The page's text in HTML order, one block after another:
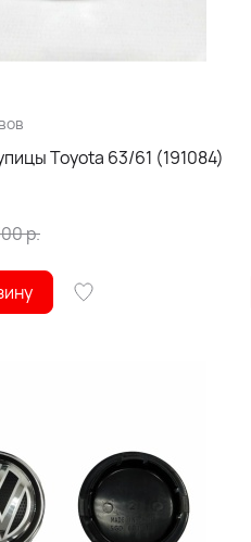
Toyota 63/61 (191084)
р.